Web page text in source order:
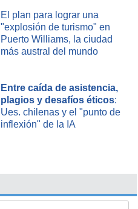
El plan para lograr una
"explosión de turismo" en
Puerto Williams, la ciudad
más austral del mundo
Entre caída de asistencia,
plagios y desafíos éticos:
Ues. chilenas y el "punto de
inflexión" de la IA